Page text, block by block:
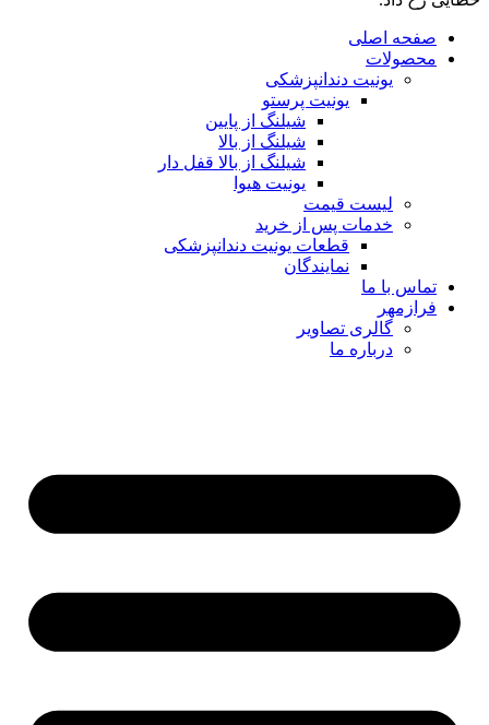
صفحه اصلی
محصولات
یونیت دندانپزشکی
یونیت پرستو
شیلنگ از پایین
شیلنگ از بالا
شیلنگ از بالا قفل دار
یونیت هیوا
لیست قیمت
خدمات پس از خرید
قطعات یونیت دندانپزشکی
نمایندگان
تماس با ما
فرازمهر
گالری تصاویر
درباره ما